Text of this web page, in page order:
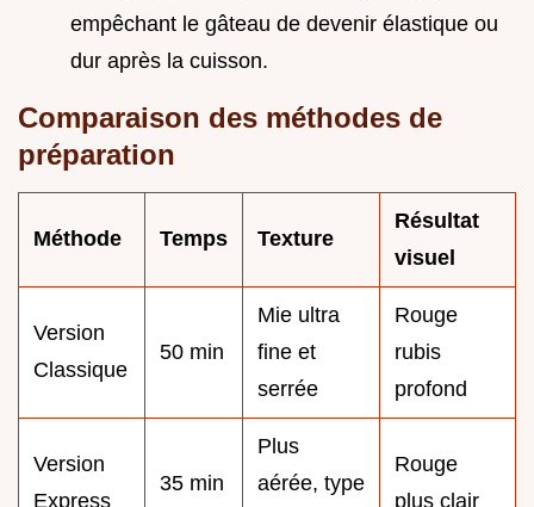
empêchant le gâteau de devenir élastique ou
dur après la cuisson.
Comparaison des méthodes de
préparation
Méthode Temps Texture
Résultat
visuel
Version
Classique
50 min
Mie ultra
fine et
serrée
Rouge
rubis
profond
Version
Express
35 min
Plus
aérée, type
Rouge
plus clair